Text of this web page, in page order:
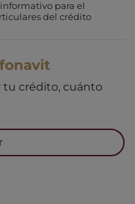
para el
del crédito
tu crédito, cuánto